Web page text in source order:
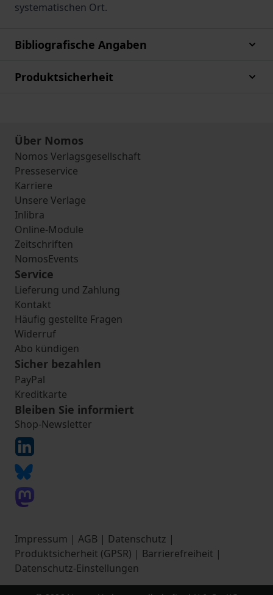
systematischen Ort.
Bibliografische Angaben
Produktsicherheit
Über Nomos
Nomos Verlagsgesellschaft
Presseservice
Karriere
Unsere Verlage
Inlibra
Online-Module
Zeitschriften
NomosEvents
Service
Lieferung und Zahlung
Kontakt
Häufig gestellte Fragen
Widerruf
Abo kündigen
Sicher bezahlen
PayPal
Kreditkarte
Bleiben Sie informiert
Shop-Newsletter
Impressum | AGB | Datenschutz |
Produktsicherheit (GPSR) | Barrierefreiheit |
Datenschutz-Einstellungen